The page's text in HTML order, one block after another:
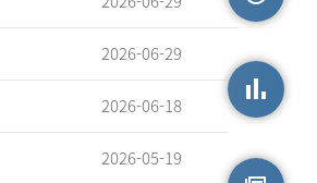
2026-06-29
2026-06-18
2026-05-19